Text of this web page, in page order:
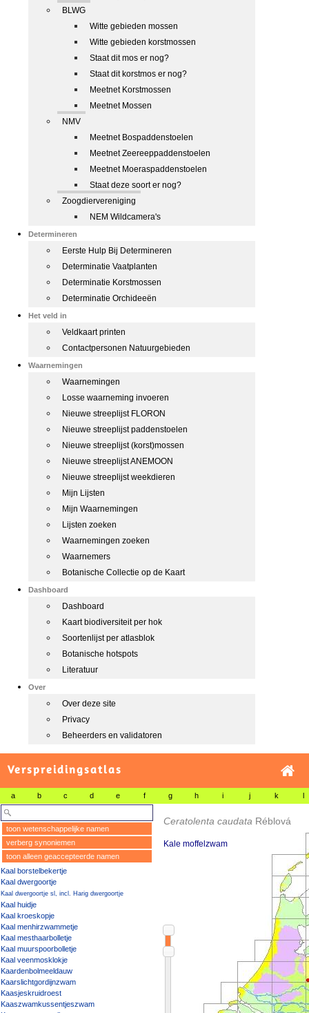
BLWG
Witte gebieden mossen
Witte gebieden korstmossen
Staat dit mos er nog?
Staat dit korstmos er nog?
Meetnet Korstmossen
Meetnet Mossen
NMV
Meetnet Bospaddenstoelen
Meetnet Zeereeppaddenstoelen
Meetnet Moeraspaddenstoelen
Staat deze soort er nog?
Zoogdiervereniging
NEM Wildcamera's
Determineren
Eerste Hulp Bij Determineren
Determinatie Vaatplanten
Determinatie Korstmossen
Determinatie Orchideeën
Het veld in
Veldkaart printen
Contactpersonen Natuurgebieden
Waarnemingen
Waarnemingen
Losse waarneming invoeren
Nieuwe streeplijst FLORON
Nieuwe streeplijst paddenstoelen
Nieuwe streeplijst (korst)mossen
Nieuwe streeplijst ANEMOON
Nieuwe streeplijst weekdieren
Mijn Lijsten
Mijn Waarnemingen
Lijsten zoeken
Waarnemingen zoeken
Waarnemers
Botanische Collectie op de Kaart
Dashboard
Dashboard
Kaart biodiversiteit per hok
Soortenlijst per atlasblok
Botanische hotspots
Literatuur
Over
Over deze site
Privacy
Beheerders en validatoren
Verspreidingsatlas
a b c d e f g h i j k l
toon wetenschappelijke namen
verberg synoniemen
toon alleen geaccepteerde namen
Kaal borstelbekertje
Kaal dwergoortje
Kaal dwergoortje sl, incl. Harig dwergoortje
Kaal huidje
Kaal kroeskopje
Kaal menhirzwammetje
Kaal mesthaarbolletje
Kaal muurspoorbolletje
Kaal veenmosklokje
Kaardenbolmeeldauw
Kaarslichtgordijnzwam
Kaasjeskruidroest
Kaaszwamkussentjeszwam
Ceratolenta caudata Réblová
Kale moffelzwam